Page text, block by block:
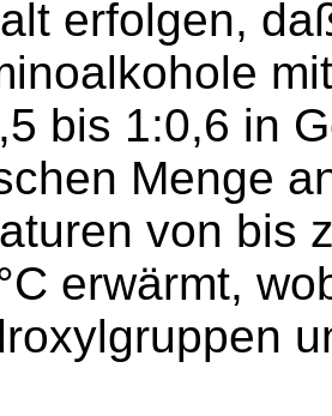
erfolgen,
bis 1:0,6 in
Menge
von bis
erwärmt,